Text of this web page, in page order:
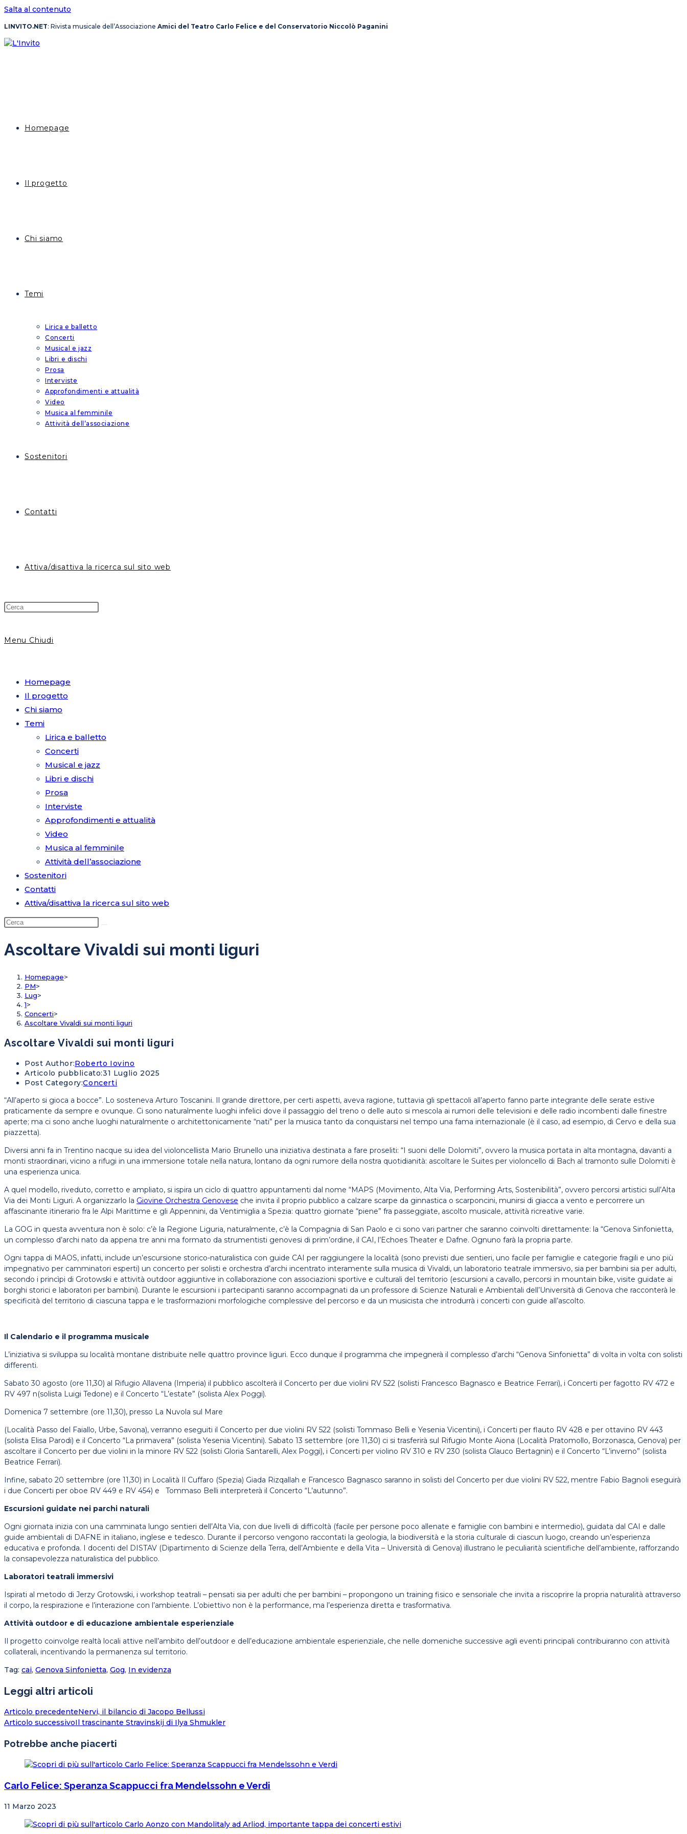
Salta al contenuto
LINVITO.NET: Rivista musicale dell’Associazione Amici del Teatro Carlo Felice e del Conservatorio Niccolò Paganini
Homepage
Il progetto
Chi siamo
Temi
Lirica e balletto
Concerti
Musical e jazz
Libri e dischi
Prosa
Interviste
Approfondimenti e attualità
Video
Musica al femminile
Attività dell’associazione
Sostenitori
Contatti
Attiva/disattiva la ricerca sul sito web
Menu Chiudi
Homepage
Il progetto
Chi siamo
Temi
Lirica e balletto
Concerti
Musical e jazz
Libri e dischi
Prosa
Interviste
Approfondimenti e attualità
Video
Musica al femminile
Attività dell’associazione
Sostenitori
Contatti
Attiva/disattiva la ricerca sul sito web
Ascoltare Vivaldi sui monti liguri
Homepage>
PM>
Lug>
1>
Concerti>
Ascoltare Vivaldi sui monti liguri
Ascoltare Vivaldi sui monti liguri
Post Author:Roberto Iovino
Articolo pubblicato:31 Luglio 2025
Post Category:Concerti
“All’aperto si gioca a bocce”. Lo sosteneva Arturo Toscanini. Il grande direttore, per certi aspetti, aveva ragione, tuttavia gli spettacoli all’aperto fanno parte integrante delle serate estive
praticamente da sempre e ovunque. Ci sono naturalmente luoghi infelici dove il passaggio del treno o delle auto si mescola ai rumori delle televisioni e delle radio incombenti dalle finestre
aperte; ma ci sono anche luoghi naturalmente o architettonicamente “nati” per la musica tanto da conquistarsi nel tempo una fama internazionale (è il caso, ad esempio, di Cervo e della sua
piazzetta).
Diversi anni fa in Trentino nacque su idea del violoncellista Mario Brunello una iniziativa destinata a fare proseliti: “I suoni delle Dolomiti”, ovvero la musica portata in alta montagna, davanti a
monti straordinari, vicino a rifugi in una immersione totale nella natura, lontano da ogni rumore della nostra quotidianità: ascoltare le Suites per violoncello di Bach al tramonto sulle Dolomiti è
una esperienza unica.
A quel modello, riveduto, corretto e ampliato, si ispira un ciclo di quattro appuntamenti dal nome “MAPS (Movimento, Alta Via, Performing Arts, Sostenibilità”, ovvero percorsi artistici sull’Alta
Via dei Monti Liguri. A organizzarlo la Giovine Orchestra Genovese che invita il proprio pubblico a calzare scarpe da ginnastica o scarponcini, munirsi di giacca a vento e percorrere un
affascinante itinerario fra le Alpi Marittime e gli Appennini, da Ventimiglia a Spezia: quattro giornate “piene” fra passeggiate, ascolto musicale, attività ricreative varie.
La GOG in questa avventura non è solo: c’è la Regione Liguria, naturalmente, c’è la Compagnia di San Paolo e ci sono vari partner che saranno coinvolti direttamente: la “Genova Sinfonietta,
un complesso d’archi nato da appena tre anni ma formato da strumentisti genovesi di prim’ordine, il CAI, l’Echoes Theater e Dafne. Ognuno farà la propria parte.
Ogni tappa di MAOS, infatti, include un’escursione storico-naturalistica con guide CAI per raggiungere la località (sono previsti due sentieri, uno facile per famiglie e categorie fragili e uno più
impegnativo per camminatori esperti) un concerto per solisti e orchestra d’archi incentrato interamente sulla musica di Vivaldi, un laboratorio teatrale immersivo, sia per bambini sia per adulti,
secondo i princìpi di Grotowski e attività outdoor aggiuntive in collaborazione con associazioni sportive e culturali del territorio (escursioni a cavallo, percorsi in mountain bike, visite guidate ai
borghi storici e laboratori per bambini). Durante le escursioni i partecipanti saranno accompagnati da un professore di Scienze Naturali e Ambientali dell’Università di Genova che racconterà le
specificità del territorio di ciascuna tappa e le trasformazioni morfologiche complessive del percorso e da un musicista che introdurrà i concerti con guide all’ascolto.
Il Calendario e il programma musicale
L’iniziativa si sviluppa su località montane distribuite nelle quattro province liguri. Ecco dunque il programma che impegnerà il complesso d’archi “Genova Sinfonietta” di volta in volta con solisti
differenti.
Sabato 30 agosto (ore 11,30) al Rifugio Allavena (Imperia) il pubblico ascolterà il Concerto per due violini RV 522 (solisti Francesco Bagnasco e Beatrice Ferrari), i Concerti per fagotto RV 472 e
RV 497 n(solista Luigi Tedone) e il Concerto “L’estate” (solista Alex Poggi).
Domenica 7 settembre (ore 11,30), presso La Nuvola sul Mare
(Località Passo del Faiallo, Urbe, Savona), verranno eseguiti il Concerto per due violini RV 522 (solisti Tommaso Belli e Yesenia Vicentini), i Concerti per flauto RV 428 e per ottavino RV 443
(solista Elisa Parodi) e il Concerto “La primavera” (solista Yesenia Vicentini). Sabato 13 settembre (ore 11,30) ci si trasferirà sul Rifugio Monte Aiona (Località Pratomollo, Borzonasca, Genova) per
ascoltare il Concerto per due violini in la minore RV 522 (solisti Gloria Santarelli, Alex Poggi), i Concerti per violino RV 310 e RV 230 (solista Glauco Bertagnin) e il Concerto “L’inverno” (solista
Beatrice Ferrari).
Infine, sabato 20 settembre (ore 11,30) in Località Il Cuffaro (Spezia) Giada Rizqallah e Francesco Bagnasco saranno in solisti del Concerto per due violini RV 522, mentre Fabio Bagnoli eseguirà
i due Concerti per oboe RV 449 e RV 454) e Tommaso Belli interpreterà il Concerto “L’autunno”.
Escursioni guidate nei parchi naturali
Ogni giornata inizia con una camminata lungo sentieri dell’Alta Via, con due livelli di difficoltà (facile per persone poco allenate e famiglie con bambini e intermedio), guidata dal CAI e dalle
guide ambientali di DAFNE in italiano, inglese e tedesco. Durante il percorso vengono raccontati la geologia, la biodiversità e la storia culturale di ciascun luogo, creando un’esperienza
educativa e profonda. I docenti del DISTAV (Dipartimento di Scienze della Terra, dell’Ambiente e della Vita – Università di Genova) illustrano le peculiarità scientifiche dell’ambiente, rafforzando
la consapevolezza naturalistica del pubblico.
Laboratori teatrali immersivi
Ispirati al metodo di Jerzy Grotowski, i workshop teatrali – pensati sia per adulti che per bambini – propongono un training fisico e sensoriale che invita a riscoprire la propria naturalità attraverso
il corpo, la respirazione e l’interazione con l’ambiente. L’obiettivo non è la performance, ma l’esperienza diretta e trasformativa.
Attività outdoor e di educazione ambientale esperienziale
Il progetto coinvolge realtà locali attive nell’ambito dell’outdoor e dell’educazione ambientale esperienziale, che nelle domeniche successive agli eventi principali contribuiranno con attività
collaterali, incentivando la permanenza sul territorio.
Tag: cai, Genova Sinfonietta, Gog, In evidenza
Leggi altri articoli
Articolo precedenteNervi, il bilancio di Jacopo Bellussi
Articolo successivoIl trascinante Stravinskij di Ilya Shmukler
Potrebbe anche piacerti
Carlo Felice: Speranza Scappucci fra Mendelssohn e Verdi
11 Marzo 2023